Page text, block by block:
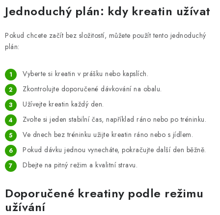
Jednoduchý plán: kdy kreatin užívat
Pokud chcete začít bez složitostí, můžete použít tento jednoduchý
plán:
Vyberte si kreatin v prášku nebo kapslích.
Zkontrolujte doporučené dávkování na obalu.
Užívejte kreatin každý den.
Zvolte si jeden stabilní čas, například ráno nebo po tréninku.
Ve dnech bez tréninku užijte kreatin ráno nebo s jídlem.
Pokud dávku jednou vynecháte, pokračujte další den běžně.
Dbejte na pitný režim a kvalitní stravu.
Doporučené kreatiny podle režimu
užívání